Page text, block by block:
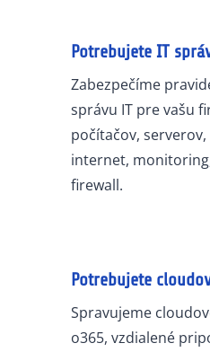
Potrebujete IT
Zabezpečíme
správu IT pre vašu
počítačov,
internet,
firewall.
Potrebujete
Spravujeme
o365, vzdialené